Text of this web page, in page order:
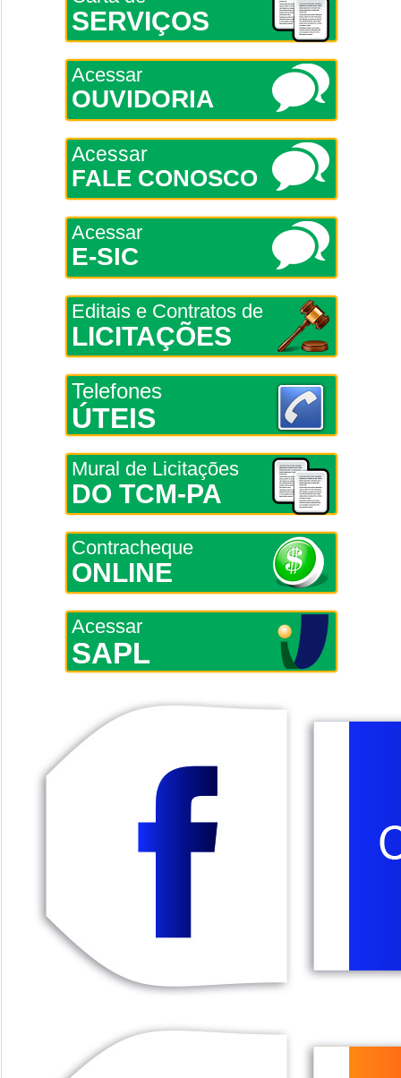
SERVIÇOS
Acessar
OUVIDORIA
Acessar
FALE CONOSCO
Acessar
E-SIC
Editais e Contratos de
LICITAÇÕES
Telefones
ÚTEIS
Mural de Licitações
DO TCM-PA
Contracheque
ONLINE
Acessar
SAPL